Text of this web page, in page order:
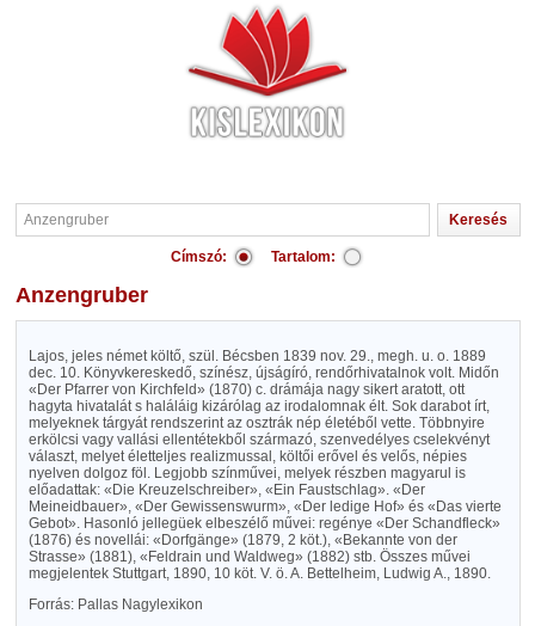
Címszó: Tartalom:
Anzengruber
Lajos, jeles német költő, szül. Bécsben 1839 nov. 29., megh. u. o. 1889
dec. 10. Könyvkereskedő, színész, újságíró, rendőrhivatalnok volt. Midőn
«Der Pfarrer von Kirchfeld» (1870) c. drámája nagy sikert aratott, ott
hagyta hivatalát s haláláig kizárólag az irodalomnak élt. Sok darabot írt,
melyeknek tárgyát rendszerint az osztrák nép életéből vette. Többnyire
erkölcsi vagy vallási ellentétekből származó, szenvedélyes cselekvényt
választ, melyet életteljes realizmussal, költői erővel és velős, népies
nyelven dolgoz föl. Legjobb színművei, melyek részben magyarul is
előadattak: «Die Kreuzelschreiber», «Ein Faustschlag». «Der
Meineidbauer», «Der Gewissenswurm», «Der ledige Hof» és «Das vierte
Gebot». Hasonló jellegüek elbeszélő művei: regénye «Der Schandfleck»
(1876) és novellái: «Dorfgänge» (1879, 2 köt.), «Bekannte von der
Strasse» (1881), «Feldrain und Waldweg» (1882) stb. Összes művei
megjelentek Stuttgart, 1890, 10 köt. V. ö. A. Bettelheim, Ludwig A., 1890.
Forrás: Pallas Nagylexikon